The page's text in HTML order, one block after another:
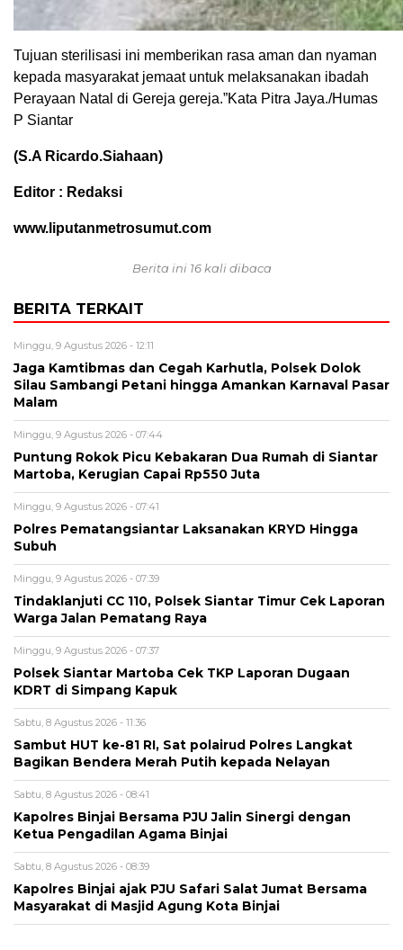
Tujuan sterilisasi ini memberikan rasa aman dan nyaman
kepada masyarakat jemaat untuk melaksanakan ibadah
Perayaan Natal di Gereja gereja.”Kata Pitra Jaya./Humas
P Siantar
(S.A Ricardo.Siahaan)
Editor : Redaksi
www.liputanmetrosumut.com
Berita ini 16 kali dibaca
BERITA TERKAIT
Minggu, 9 Agustus 2026 - 12:11
Jaga Kamtibmas dan Cegah Karhutla, Polsek Dolok
Silau Sambangi Petani hingga Amankan Karnaval Pasar
Malam
Minggu, 9 Agustus 2026 - 07:44
Puntung Rokok Picu Kebakaran Dua Rumah di Siantar
Martoba, Kerugian Capai Rp550 Juta
Minggu, 9 Agustus 2026 - 07:41
Polres Pematangsiantar Laksanakan KRYD Hingga
Subuh
Minggu, 9 Agustus 2026 - 07:39
Tindaklanjuti CC 110, Polsek Siantar Timur Cek Laporan
Warga Jalan Pematang Raya
Minggu, 9 Agustus 2026 - 07:37
Polsek Siantar Martoba Cek TKP Laporan Dugaan
KDRT di Simpang Kapuk
Sabtu, 8 Agustus 2026 - 11:36
Sambut HUT ke-81 RI, Sat polairud Polres Langkat
Bagikan Bendera Merah Putih kepada Nelayan
Sabtu, 8 Agustus 2026 - 08:41
Kapolres Binjai Bersama PJU Jalin Sinergi dengan
Ketua Pengadilan Agama Binjai
Sabtu, 8 Agustus 2026 - 08:39
Kapolres Binjai ajak PJU Safari Salat Jumat Bersama
Masyarakat di Masjid Agung Kota Binjai